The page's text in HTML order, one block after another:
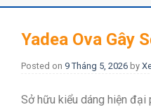
Yadea Ova Gây
Posted on 9 Tháng 5, 2026 by
Sở hữu kiểu dáng hiện đại